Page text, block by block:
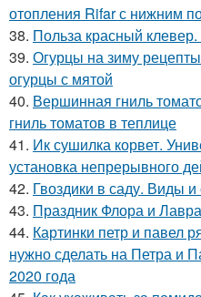
отопления Rifar с нижним
38. Польза красный
39. Огурцы на зиму
огурцы с мятой
40. Вершинная гниль
гниль томатов в теплице
41. Ик сушилка корвет.
установка непрерывного
42. Гвоздики в саду. Виды и
43. Праздник Флора и
44. Картинки петр и павел
нужно сделать на Петра и
2020 года